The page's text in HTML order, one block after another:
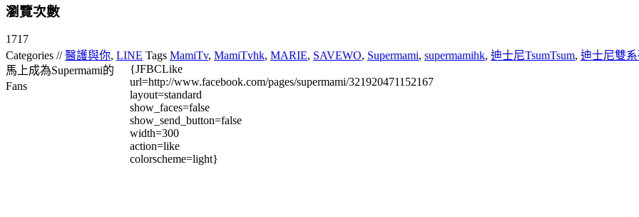
瀏覽次數
1717
Categories //醫護與你, LINE Tags MamiTv, MamiTvhk, MARIE, SAVEWO, Supermami, supermamihk, 迪士尼TsumTsum, 迪士尼雙
馬上成為Supermami的
Fans
{JFBCLike
url=http://www.facebook.com/pages/supermami/321920471152167
layout=standard
show_faces=false
show_send_button=false
width=300
action=like
colorscheme=light}